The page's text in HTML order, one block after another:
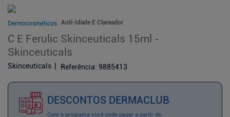
Dermocosméticos Anti-Idade E Clareador
C E Ferulic Skinceuticals 15ml -
Skinceuticals
Skinceuticals Referência: 9885413
DESCONTOS DERMACLUB
Com o programa você pode pagar a partir de: